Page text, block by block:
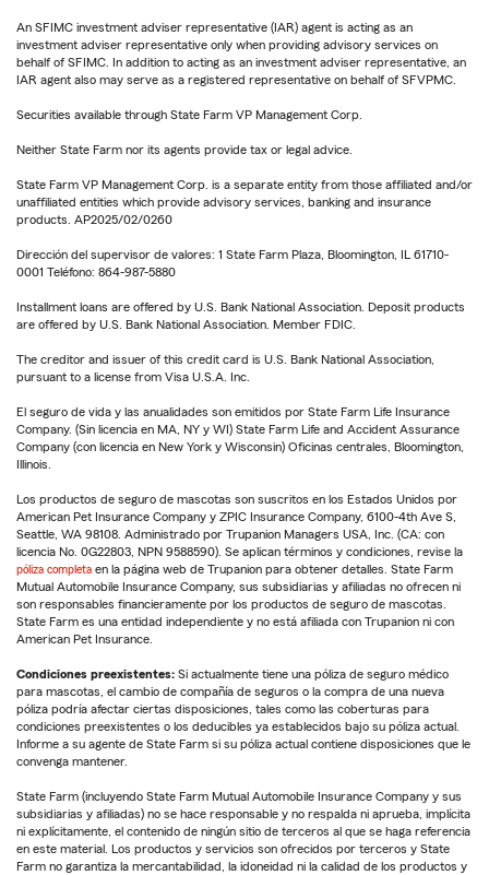
An SFIMC investment adviser representative (IAR) agent is acting as an
investment adviser representative only when providing advisory services on
behalf of SFIMC. In addition to acting as an investment adviser representative, an
IAR agent also may serve as a registered representative on behalf of SFVPMC.
Securities available through State Farm VP Management Corp.
Neither State Farm nor its agents provide tax or legal advice.
State Farm VP Management Corp. is a separate entity from those affiliated and/or
unaffiliated entities which provide advisory services, banking and insurance
products. AP2025/02/0260
Dirección del supervisor de valores: 1 State Farm Plaza, Bloomington, IL 61710-
0001 Teléfono: 864-987-5880
Installment loans are offered by U.S. Bank National Association. Deposit products
are offered by U.S. Bank National Association. Member FDIC.
The creditor and issuer of this credit card is U.S. Bank National Association,
pursuant to a license from Visa U.S.A. Inc.
El seguro de vida y las anualidades son emitidos por State Farm Life Insurance
Company. (Sin licencia en MA, NY y WI) State Farm Life and Accident Assurance
Company (con licencia en New York y Wisconsin) Oficinas centrales, Bloomington,
Illinois.
Los productos de seguro de mascotas son suscritos en los Estados Unidos por
American Pet Insurance Company y ZPIC Insurance Company, 6100-4th Ave S,
Seattle, WA 98108. Administrado por Trupanion Managers USA, Inc. (CA: con
licencia No. 0G22803, NPN 9588590). Se aplican términos y condiciones, revise la
póliza completa en la página web de Trupanion para obtener detalles. State Farm
Mutual Automobile Insurance Company, sus subsidiarias y afiliadas no ofrecen ni
son responsables financieramente por los productos de seguro de mascotas.
State Farm es una entidad independiente y no está afiliada con Trupanion ni con
American Pet Insurance.
Condiciones preexistentes: Si actualmente tiene una póliza de seguro médico
para mascotas, el cambio de compañía de seguros o la compra de una nueva
póliza podría afectar ciertas disposiciones, tales como las coberturas para
condiciones preexistentes o los deducibles ya establecidos bajo su póliza actual.
Informe a su agente de State Farm si su póliza actual contiene disposiciones que le
convenga mantener.
State Farm (incluyendo State Farm Mutual Automobile Insurance Company y sus
subsidiarias y afiliadas) no se hace responsable y no respalda ni aprueba, implícita
ni explícitamente, el contenido de ningún sitio de terceros al que se haga referencia
en este material. Los productos y servicios son ofrecidos por terceros y State
Farm no garantiza la mercantabilidad, la idoneidad ni la calidad de los productos y